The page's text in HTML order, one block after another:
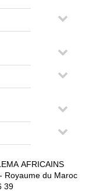
AFRICAINS
Royaume du Maroc
39